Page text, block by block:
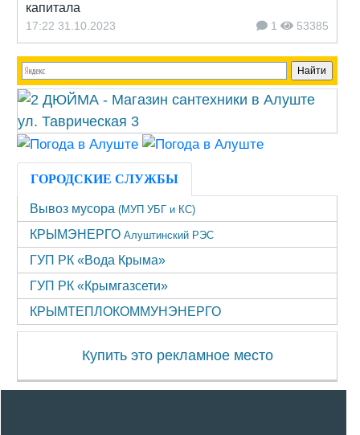
капитала
17:22 31.10.2023 1 53385
ГОРОДСКИЕ СЛУЖБЫ
Вывоз мусора (МУП УБГ и КС)
КРЫМЭНЕРГО Алуштинский РЭС
ГУП РК «Вода Крыма»
ГУП РК «Крымгазсети»
КРЫМТЕПЛОКОММУНЭНЕРГО
Купить это рекламное место